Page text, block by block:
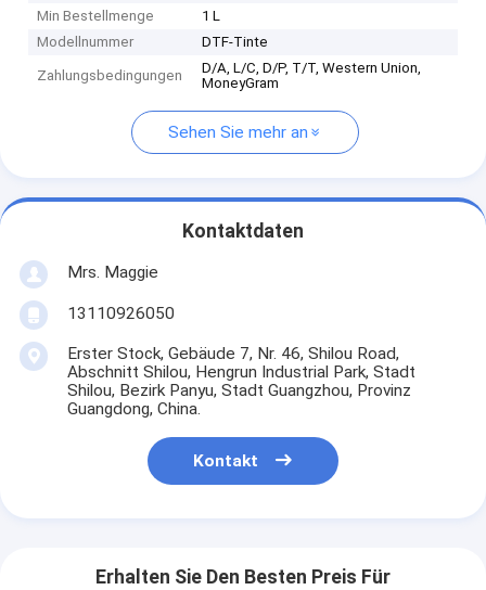
Min Bestellmenge
1 L
Modellnummer
DTF-Tinte
Zahlungsbedingungen
D/A, L/C, D/P, T/T, Western Union,
MoneyGram
Sehen Sie mehr an
Kontaktdaten
Mrs. Maggie
13110926050
Erster Stock, Gebäude 7, Nr. 46, Shilou Road,
Abschnitt Shilou, Hengrun Industrial Park, Stadt
Shilou, Bezirk Panyu, Stadt Guangzhou, Provinz
Guangdong, China.
Kontakt
Erhalten Sie Den Besten Preis Für